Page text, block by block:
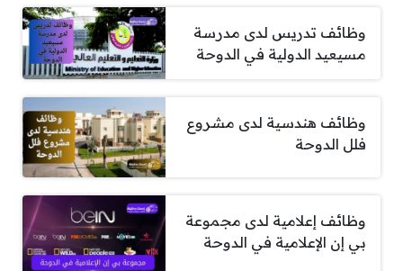
وظائف تدريس لدى مدرسة
مسيعيد الدولية في الدوحة
وظائف هندسية لدى مشروع
فلل الدوحة
وظائف إعلامية لدى مجموعة
بي إن الإعلامية في الدوحة